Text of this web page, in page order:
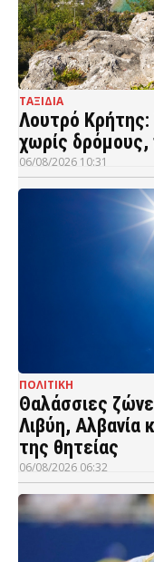
ΤΑΞΙΔΙΑ
Λουτρό Κρήτης:
χωρίς δρόμους,
06/08/2026 10:31
ΠΟΛΙΤΙΚΗ
Θαλάσσιες
Λιβύη, Αλβανία
της θητείας
06/08/2026 06:32